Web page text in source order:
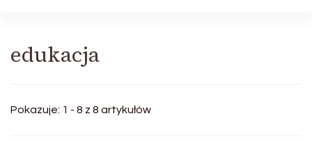
edukacja
Pokazuje: 1 - 8 z 8 artykułów